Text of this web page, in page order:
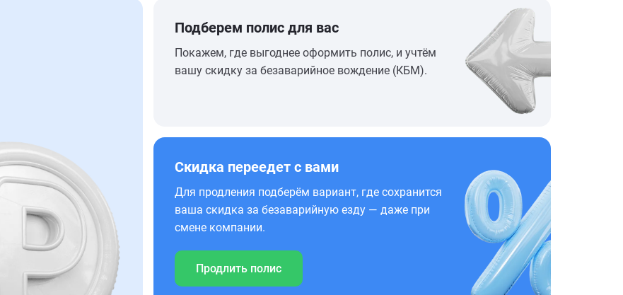
Подберем полис для вас
Покажем, где выгоднее оформить полис, и учтём
вашу скидку за безаварийное вождение (КБМ).
Скидка переедет с вами
Для продления подберём вариант, где сохранится
ваша скидка за безаварийную езду — даже при
смене компании.
Продлить полис